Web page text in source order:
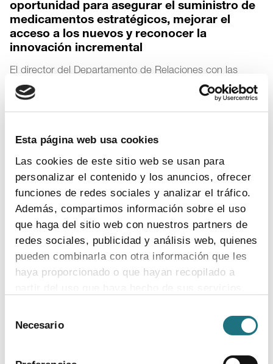
Esta página web usa cookies
Las cookies de este sitio web se usan para
personalizar el contenido y los anuncios, ofrecer
funciones de redes sociales y analizar el tráfico.
Además, compartimos información sobre el uso
que haga del sitio web con nuestros partners de
redes sociales, publicidad y análisis web, quienes
pueden combinarla con otra información que les
haya proporcionado o que hayan recopilado a
Para más información puede acceder a nuestra
Necesario
oportunidad para asegurar el suministro de
medicamentos estratégicos, mejorar el
acceso a los nuevos y reconocer la
innovación incremental
El director del Departamento de Relaciones con las
Comunidades Autónomas de Farmaindustria defiende
en el Congreso de Semergen la libertad de prescripción
Temas: legislación
“La sanidad necesita más recursos para que
acceso a los mismos medicamentos”